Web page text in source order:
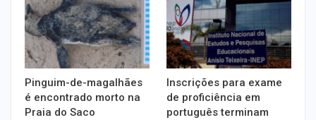
Pinguim-de-magalhães
é encontrado morto na
Praia do Saco
Inscrições para exame
de proficiência em
português terminam